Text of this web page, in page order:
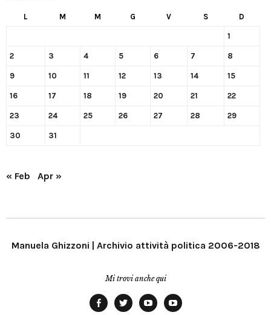
L M M G V S D
1
2 3 4 5 6 7 8
9 10 11 12 13 14 15
16 17 18 19 20 21 22
23 24 25 26 27 28 29
30 31
« Feb Apr »
Manuela Ghizzoni | Archivio attività politica 2006-2018
Mi trovi anche qui